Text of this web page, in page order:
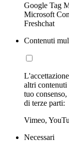
Google Tag
Microsoft
Freshchat
Contenuti
altri
tuo
di terze parti:
Vimeo,
Necessari